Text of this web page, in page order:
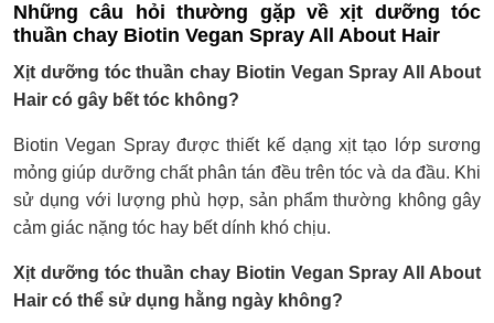
Những câu hỏi thường gặp về xịt dưỡng tóc
thuần chay Biotin Vegan Spray All About Hair
Xịt dưỡng tóc thuần chay Biotin Vegan Spray All About
Hair có gây bết tóc không?
Biotin Vegan Spray được thiết kế dạng xịt tạo lớp sương
mỏng giúp dưỡng chất phân tán đều trên tóc và da đầu. Khi
sử dụng với lượng phù hợp, sản phẩm thường không gây
cảm giác nặng tóc hay bết dính khó chịu.
Xịt dưỡng tóc thuần chay Biotin Vegan Spray All About
Hair có thể sử dụng hằng ngày không?